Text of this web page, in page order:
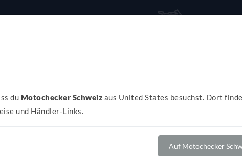
du Motochecker Schweiz aus United States besuchst. Dort
und Händler-Links.
Auf Motochecker